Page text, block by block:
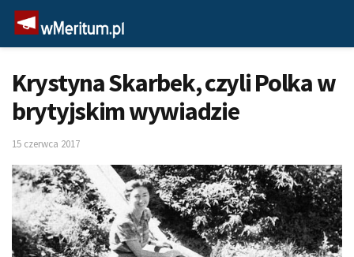
Krystyna Skarbek, czyli Polka w
brytyjskim wywiadzie
15 czerwca 2017